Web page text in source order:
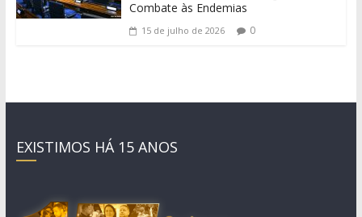
Combate às Endemias
15 de julho de 2026 0
EXISTIMOS HÁ 15 ANOS